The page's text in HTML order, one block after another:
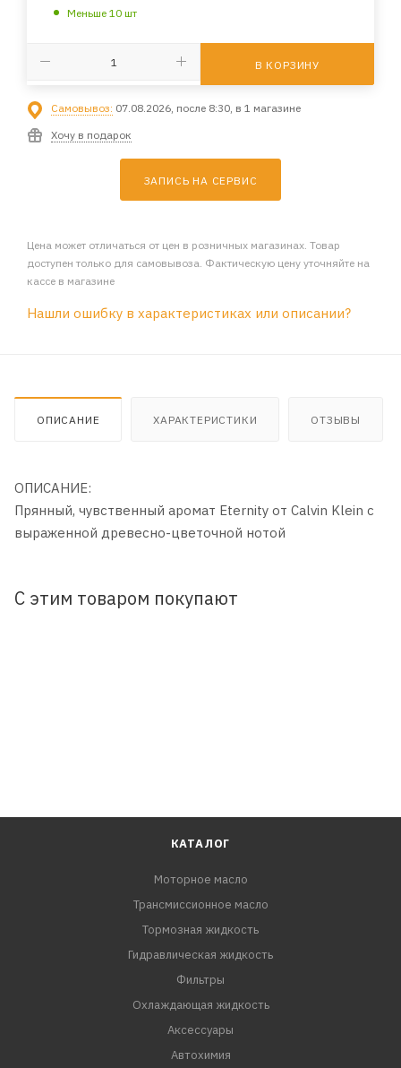
Меньше 10 шт
В КОРЗИНУ
Самовывоз: 07.08.2026, после 8:30, в 1 магазине
Хочу в подарок
ЗАПИСЬ НА СЕРВИС
Цена может отличаться от цен в розничных магазинах. Товар
доступен только для самовывоза. Фактическую цену уточняйте на
кассе в магазине
Нашли ошибку в характеристиках или описании?
ОПИСАНИЕ ХАРАКТЕРИСТИКИ ОТЗЫВЫ
ОПИСАНИЕ:
Прянный, чувственный аромат Eternity от Calvin Klein с
выраженной древесно-цветочной нотой
С этим товаром покупают
КАТАЛОГ
Моторное масло
Трансмиссионное масло
Тормозная жидкость
Гидравлическая жидкость
Фильтры
Охлаждающая жидкость
Аксессуары
Автохимия